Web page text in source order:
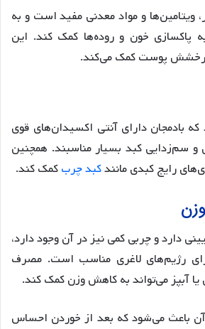
ویتامین‌ها و مواد معدنی مفید است و به
پاکسازی خون و روده‌ها کمک کند. این
پوست کمک می‌کند.
بادمجان دارای آنتی اکسیدان‌های قوی
سم‌زدایی کبد بسیار مناسبند. همچنین
رایج کبدی مانندکبد چربکمک کند.
دارد و چربی کمی نیز در آن وجود دارد،
رژیم‌های لاغری مناسب است. مصرف
یا آبپز می‌تواند به کاهش وزن کمک کند.
آن باعث می‌شود که بعد از خوردن احساس